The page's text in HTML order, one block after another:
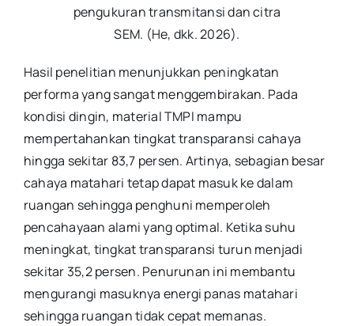
pengukuran transmitansi dan citra
SEM. (He, dkk. 2026).
Hasil penelitian menunjukkan peningkatan
performa yang sangat menggembirakan. Pada
kondisi dingin, material TMPI mampu
mempertahankan tingkat transparansi cahaya
hingga sekitar 83,7 persen. Artinya, sebagian besar
cahaya matahari tetap dapat masuk ke dalam
ruangan sehingga penghuni memperoleh
pencahayaan alami yang optimal. Ketika suhu
meningkat, tingkat transparansi turun menjadi
sekitar 35,2 persen. Penurunan ini membantu
mengurangi masuknya energi panas matahari
sehingga ruangan tidak cepat memanas.